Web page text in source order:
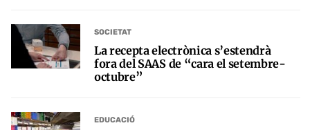
SOCIETAT
La recepta electrònica s’estendrà
fora del SAAS de “cara el setembre-
octubre”
EDUCACIÓ